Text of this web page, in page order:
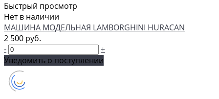
Быстрый просмотр
Нет в наличии
МАШИНА МОДЕЛЬНАЯ LAMBORGHINI HURACAN
2 500 руб.
-
+
Уведомить о поступлении